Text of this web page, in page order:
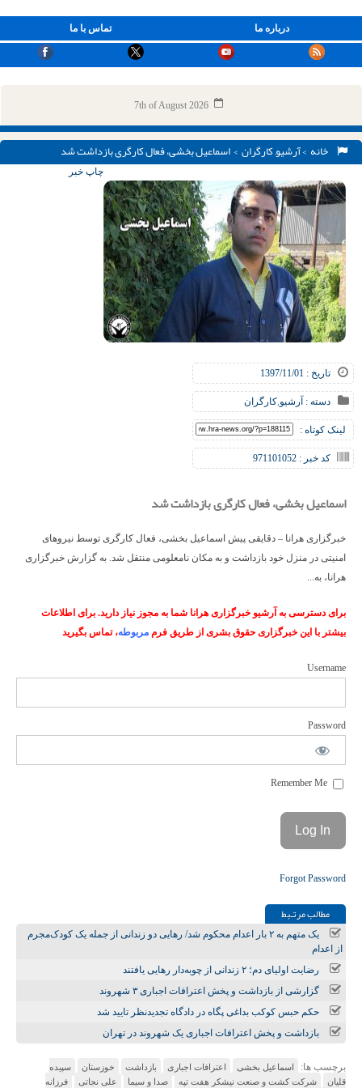
تماس با ما درباره ما
7th of August 2026
خانه >آرشیو,کارگران> اسماعیل بخشی، فعال کارگری بازداشت شد
تاریخ : 1397/11/01
دسته : آرشیو,کارگران
لینک کوتاه :
کد خبر : 971101052
چاپ خبر
اسماعیل بخشی، فعال کارگری بازداشت شد
خبرگزاری هرانا – دقایقی پیش اسماعیل بخشی، فعال کارگری توسط نیروهای
امنیتی در منزل خود بازداشت و به مکان نامعلومی منتقل شد. به گزارش خبرگزاری
هرانا، به...
برای دسترسی به آرشیو خبرگزاری هرانا شما به مجوز نیاز دارید. برای اطلاعات
بیشتر با این خبرگزاری حقوق بشری از طریق فرم مربوطه، تماس بگیرید
Username
Password
Forgot Password
مطالب مرتـبط
یک متهم به ۲ بار اعدام محکوم شد/ رهایی دو زندانی از جمله یک کودک‌مجرم
از اعدام
رضایت اولیای دم؛ ۲ زندانی از چوبه‌دار رهایی یافتند
گزارشی از بازداشت و پخش اعترافات اجباری ۳ شهروند
حکم حبس کوکب بداغی پگاه در دادگاه تجدیدنظر تایید شد
بازداشت و پخش اعترافات اجباری یک شهروند در تهران
برچسب ها: اسماعیل بخشی اعترافات اجباری بازداشت خوزستان
سپیده
قلیان
شرکت کشت و صنعت نیشکر هفت تپه صدا و سیما علی نجاتی فرزانه